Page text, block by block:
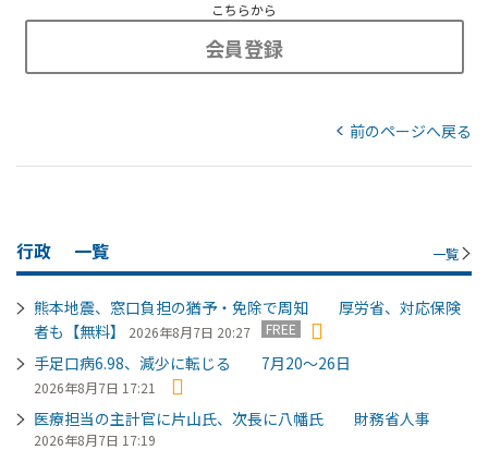
こちらから
会員登録
前のページへ戻る
行政 一覧 一覧
熊本地震、窓口負担の猶予・免除で周知 厚労省、対応保険
者も【無料】
2026年8月7日 20:27 FREE
手足口病6.98、減少に転じる 7月20～26日
2026年8月7日 17:21
医療担当の主計官に片山氏、次長に八幡氏 財務省人事
2026年8月7日 17:19